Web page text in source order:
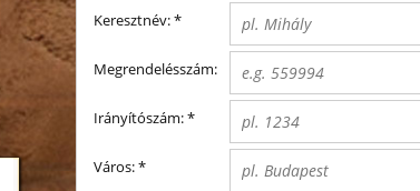
Keresztnév:*
Megrendelésszám:
Irányítószám:*
Város:*